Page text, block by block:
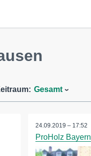
Gesamt
24.09.2019 – 17:52
ProHolz Bayern